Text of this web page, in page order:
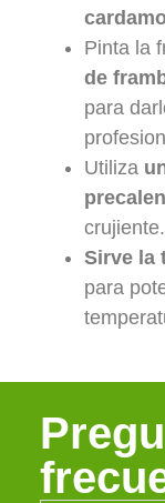
Pinta la
de
para
Utiliza
crujiente.
Sirve la
para